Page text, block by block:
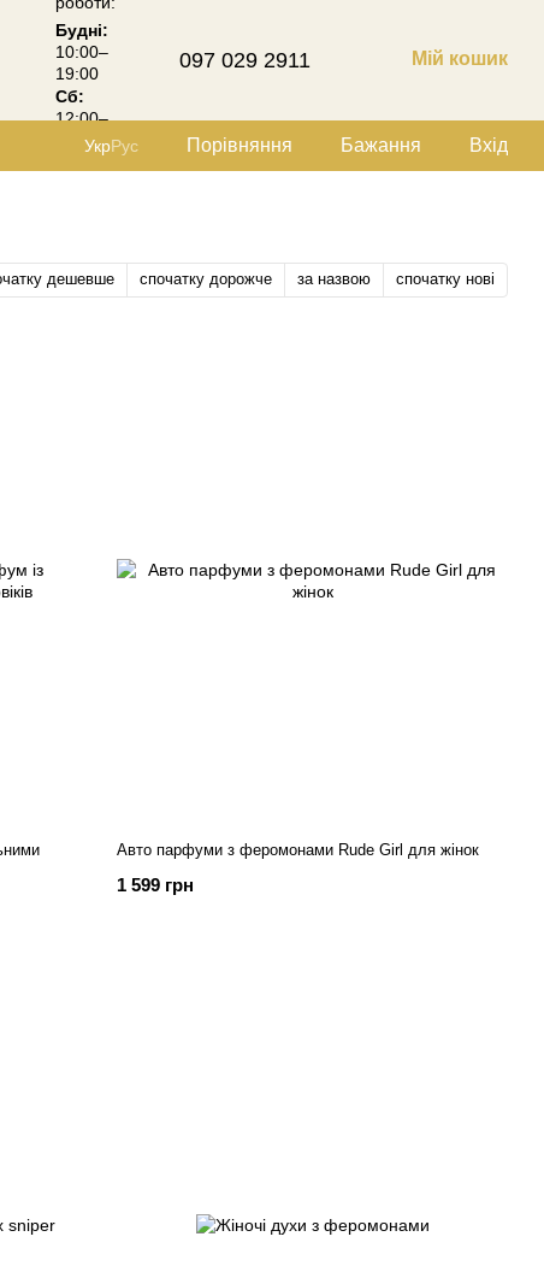
Будні:
10:00–
19:00
Сб:
12:00–
18:00
097 029 2911 Мій кошик
УкрРус Порівняння Бажання Вхід
дешевше спочатку дорожче за назвою спочатку нові
Авто парфуми з феромонами Rude Girl для жінок
1 599 грн